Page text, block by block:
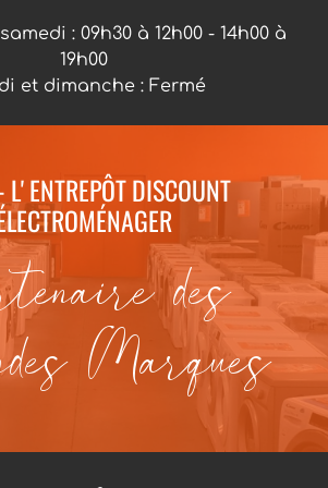
: 09h30 à 12h00 - 14h00 à
19h00
et dimanche : Fermé
ENTREPÔT DISCOUNT
des
Marques